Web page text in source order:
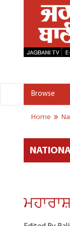
Browse
Home